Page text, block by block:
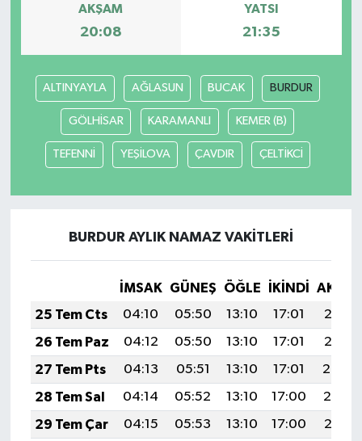
AKŞAM
20:08
YATSI
21:35
ALTINYAYLA AĞLASUN BUCAK BURDUR
GÖLHİSAR KARAMANLI KEMER (B)
TEFENNİ YEŞİLOVA ÇAVDIR ÇELTİKCİ
BURDUR AYLIK NAMAZ VAKITLERI
İMSAK GÜNEŞ ÖĞLE İKINDI
25 Tem Cts
04:10 05:50 13:10 17:01
20:21
26 Tem Paz
04:12 05:50 13:10 17:01
20:21
27 Tem Pts
04:13 05:51 13:10 17:01
20:20
28 Tem Sal
04:14 05:52 13:10 17:00
20:19
29 Tem Çar
04:15 05:53 13:10 17:00
20:18